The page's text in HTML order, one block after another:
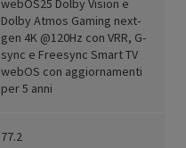
webOS25 Dolby Vision e
Dolby Atmos Gaming next-
gen 4K @120Hz con VRR, G-
sync e Freesync Smart TV
webOS con aggiornamenti
per 5 anni
77.2